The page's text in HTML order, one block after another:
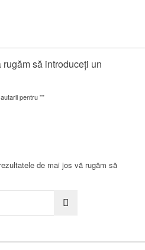
să introduceți un
pentru ""
de mai jos vă rugăm să